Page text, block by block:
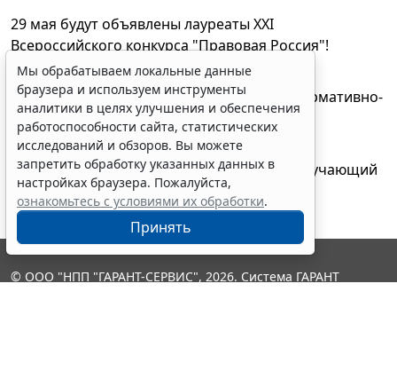
29 мая будут объявлены лауреаты XXI
Всероссийского конкурса "Правовая Россия"!
27 мая 2026
AI-ассистент Искра теперь анализирует нормативно-
техническую документацию
28 апреля 2026
"ГАРАНТ Электронный экспресс" провел обучающий
вебинар по работе с AI-ассистентом Искра
23 апреля 2026
Мы обрабатываем локальные данные
браузера и используем инструменты
аналитики в целях улучшения и обеспечения
работоспособности сайта, статистических
исследований и обзоров. Вы можете
запретить обработку указанных данных в
настройках браузера. Пожалуйста,
ознакомьтесь с условиями их обработки.
Принять
© ООО "НПП "ГАРАНТ-СЕРВИС", 2026. Система ГАРАНТ